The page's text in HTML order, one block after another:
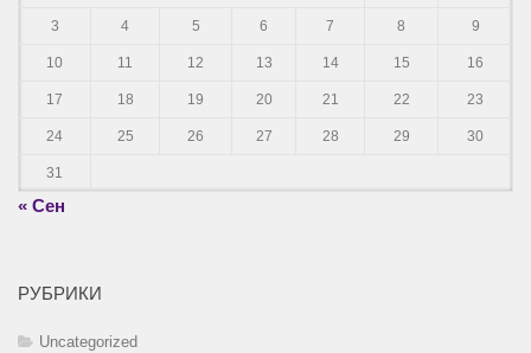
3 4 5 6 7 8 9
10 11 12 13 14 15 16
17 18 19 20 21 22 23
24 25 26 27 28 29 30
31
« Сен
РУБРИКИ
Uncategorized